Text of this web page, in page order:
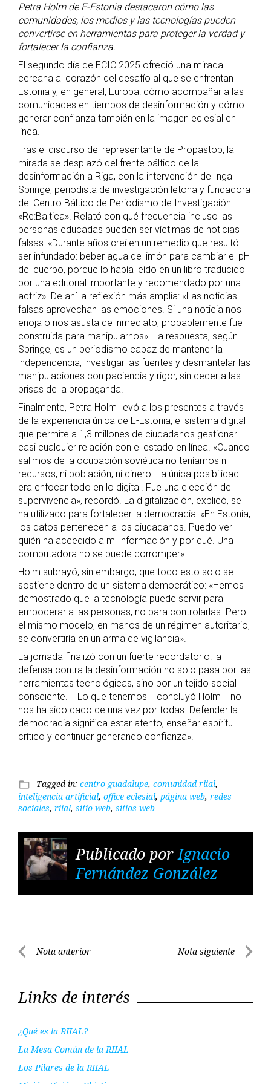
Petra Holm de E-Estonia destacaron cómo las
comunidades, los medios y las tecnologías pueden
convertirse en herramientas para proteger la verdad y
fortalecer la confianza.
El segundo día de ECIC 2025 ofreció una mirada
cercana al corazón del desafío al que se enfrentan
Estonia y, en general, Europa: cómo acompañar a las
comunidades en tiempos de desinformación y cómo
generar confianza también en la imagen eclesial en
línea.
Tras el discurso del representante de Propastop, la
mirada se desplazó del frente báltico de la
desinformación a Riga, con la intervención de Inga
Springe, periodista de investigación letona y fundadora
del Centro Báltico de Periodismo de Investigación
«Re:Baltica». Relató con qué frecuencia incluso las
personas educadas pueden ser víctimas de noticias
falsas: «Durante años creí en un remedio que resultó
ser infundado: beber agua de limón para cambiar el pH
del cuerpo, porque lo había leído en un libro traducido
por una editorial importante y recomendado por una
actriz». De ahí la reflexión más amplia: «Las noticias
falsas aprovechan las emociones. Si una noticia nos
enoja o nos asusta de inmediato, probablemente fue
construida para manipularnos». La respuesta, según
Springe, es un periodismo capaz de mantener la
independencia, investigar las fuentes y desmantelar las
manipulaciones con paciencia y rigor, sin ceder a las
prisas de la propaganda.
Finalmente, Petra Holm llevó a los presentes a través
de la experiencia única de E-Estonia, el sistema digital
que permite a 1,3 millones de ciudadanos gestionar
casi cualquier relación con el estado en línea. «Cuando
salimos de la ocupación soviética no teníamos ni
recursos, ni población, ni dinero. La única posibilidad
era enfocar todo en lo digital. Fue una elección de
supervivencia», recordó. La digitalización, explicó, se
ha utilizado para fortalecer la democracia: «En Estonia,
los datos pertenecen a los ciudadanos. Puedo ver
quién ha accedido a mi información y por qué. Una
computadora no se puede corromper».
Holm subrayó, sin embargo, que todo esto solo se
sostiene dentro de un sistema democrático: «Hemos
demostrado que la tecnología puede servir para
empoderar a las personas, no para controlarlas. Pero
el mismo modelo, en manos de un régimen autoritario,
se convertiría en un arma de vigilancia».
La jornada finalizó con un fuerte recordatorio: la
defensa contra la desinformación no solo pasa por las
herramientas tecnológicas, sino por un tejido social
consciente. —Lo que tenemos —concluyó Holm— no
nos ha sido dado de una vez por todas. Defender la
democracia significa estar atento, enseñar espíritu
crítico y continuar generando confianza».
folder_open Tagged in: centro guadalupe, comunidad riial,
inteligencia artificial, office eclesial, página web, redes
sociales, riial, sitio web, sitios web
Publicado porIgnacio
Fernández González
Navegación
Nota anterior Nota siguiente
Links de interés
¿Qué es la RIIAL?
La Mesa Común de la RIIAL
Los Pilares de la RIIAL